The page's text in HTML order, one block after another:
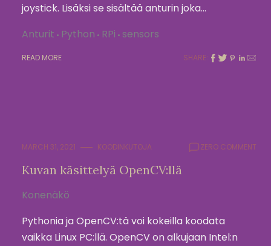
joystick. Lisäksi se sisältää anturin joka…
Anturit
Python RPi sensors
READ MORE SHARE:
MARCH 31, 2021 KOODINKUTOJA ZERO COMMENT
Kuvan käsittelyä OpenCV:llä
Konenäkö
Pythonia ja OpenCV:tä voi kokeilla koodata
vaikka Linux PC:llä. OpenCV on alkujaan Intel:n